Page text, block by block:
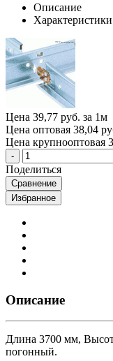
Описание
Характеристики
Цена 39,77 руб. за 1м
Цена оптовая 38,04
Цена крупнооптовая
Поделиться
Сравнение
Избранное
Описание
Длина 3700 мм,
погонный.